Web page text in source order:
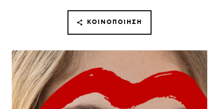
ΚΟΙΝΟΠΟΊΗΣΗ